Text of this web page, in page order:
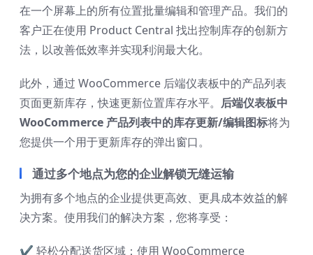
在一个屏幕上的所有位置批量编辑和管理产品。我们的
客户正在使用 Product Central 找出控制库存的创新方
法，以改善低效率并实现利润最大化。
此外，通过 WooCommerce 后端仪表板中的产品列表
页面更新库存，快速更新位置库存水平。 后端仪表板中
WooCommerce 产品列表中的库存更新/编辑图标将为
您提供一个用于更新库存的弹出窗口。
通过多个地点为您的企业解锁无缝运输
为拥有多个地点的企业提供更高效、更具成本效益的解
决方案。使用我们的解决方案，您将享受：
✔ 轻松分配送货区域：使用 WooCommerce